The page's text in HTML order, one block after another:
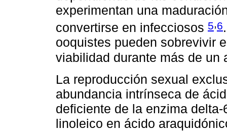
experimentan una
convertirse en infecciosos 5,6
ooquistes pueden sobrevivir
viabilidad durante más de un
La reproducción sexual
abundancia intrínseca de
deficiente de la enzima
linoleico en ácido